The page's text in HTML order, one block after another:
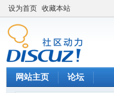
设为首页 收藏本站
网站主页 论坛